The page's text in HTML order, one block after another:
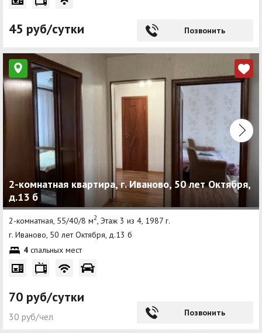
45 руб/сутки Позвонить
2-комнатная квартира, г. Иваново, 50 лет Октября,
д.13 б
2-комнатная, 55/40/8 м2, Этаж 3 из 4, 1987 г.
г. Иваново, 50 лет Октября, д.13 б
4 спальных мест
70 руб/сутки
30 руб/чел Позвонить